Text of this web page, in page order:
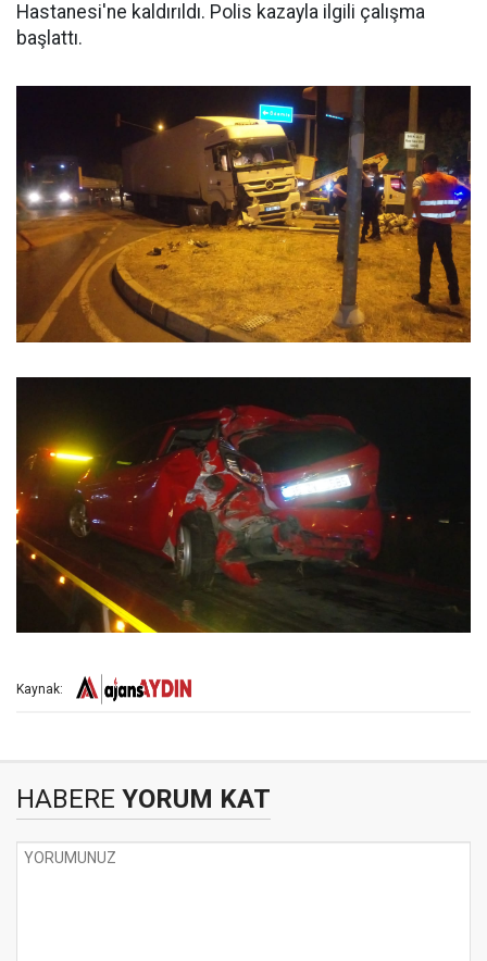
Hastanesi'ne kaldırıldı. Polis kazayla ilgili çalışma
başlattı.
Kaynak:
HABERE YORUM KAT